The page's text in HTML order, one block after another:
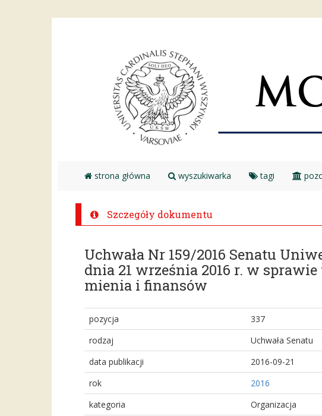
strona główna wyszukiwarka tagi
Szczegóły dokumentu
Uchwała Nr 159/2016 Senatu
dnia 21 września 2016 r. w
mienia i finansów
pozycja
337
rodzaj
Uchwała Senatu
data publikacji
2016-09-21
rok
2016
kategoria
Organizacja